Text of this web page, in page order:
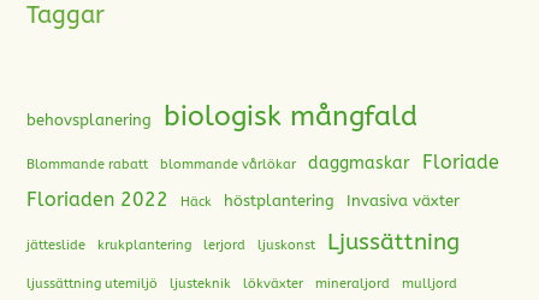
Taggar
behovsplanering biologisk mångfald
Blommande rabatt blommande vårlökar daggmaskar
Floriade
Floriaden 2022
Häck höstplantering Invasiva växter
jätteslide krukplantering lerjord ljuskonst Ljussättning
ljussättning utemiljö ljusteknik lökväxter mineraljord mulljord